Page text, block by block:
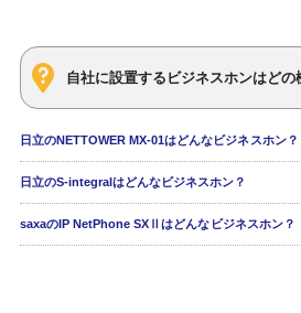
自社に設置するビジネスホンはど
日立のNETTOWER MX-01はどんなビジネスホン？
日立のS-integralはどんなビジネスホン？
saxaのIP NetPhone SXⅡはどんなビジネスホン？